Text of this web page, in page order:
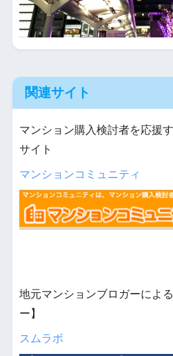
関連サイト
マンション購入検討者を応援
サイト
マンションコミュニティ
地元マンションブロガーによ
ー】
スムラボ